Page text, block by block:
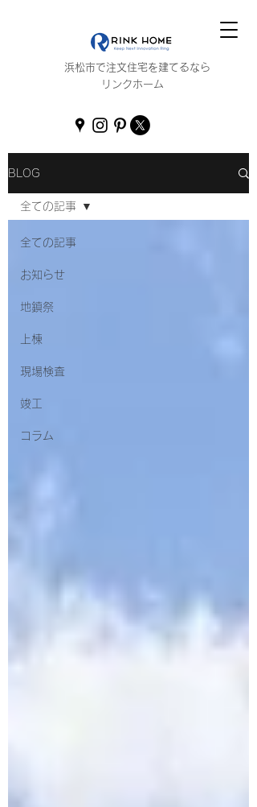
浜松市で注文住宅を建てるなら
リンクホーム
BLOG
全ての記事
お知らせ
地鎮祭
上棟
現場検査
竣工
コラム
全ての記事